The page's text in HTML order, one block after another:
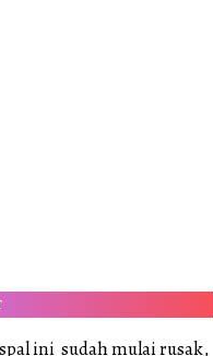
ini sudah mulai rusak,